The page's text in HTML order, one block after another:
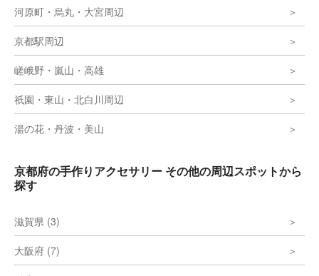
河原町・烏丸・大宮周辺
京都駅周辺
嵯峨野・嵐山・高雄
祇園・東山・北白川周辺
湯の花・丹波・美山
京都府の手作りアクセサリー その他の周辺スポットから
探す
滋賀県 (3)
大阪府 (7)